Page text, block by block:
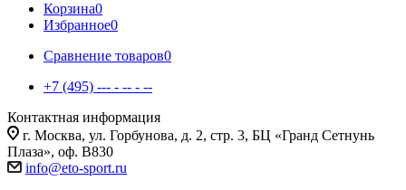
Корзина0
Избранное0
Сравнение товаров0
+7 (495) --- - -- - --
Контактная информация
г. Москва, ул. Горбунова, д. 2, стр. 3, БЦ «Гранд Сетнунь
Плаза», оф. В830
info@eto-sport.ru